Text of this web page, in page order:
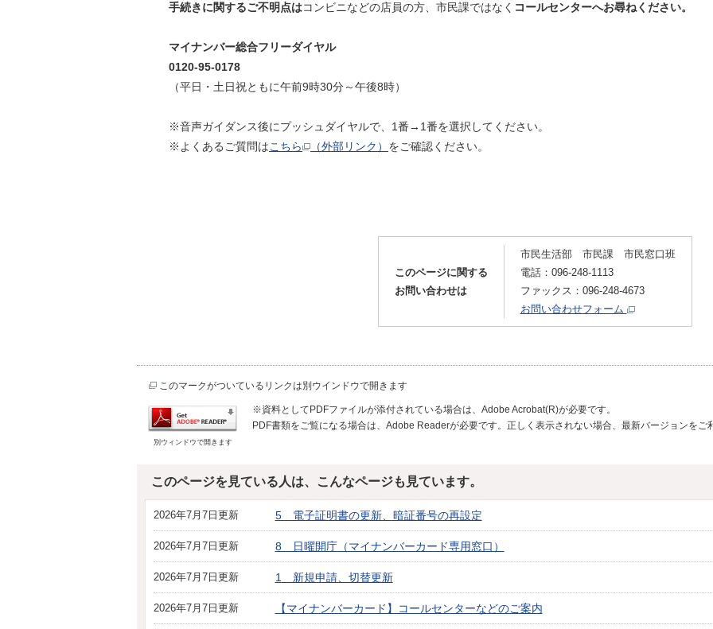
手続きに関するご不明点はコンビニなどの店員の方、市民課ではなく コールセンターへお尋ねください。
マイナンバー総合フリーダイヤル
0120-95-0178
（平日・土日祝ともに午前9時30分～午後8時）
※音声ガイダンス後にプッシュダイヤルで、1番→1番を選択してください。
※よくあるご質問はこちら （外部リンク） をご確認ください。
このページに関する
お問い合わせは
市民生活部 市民課 市民窓口班
電話：096-248-1113
ファックス：096-248-4673
お問い合わせフォーム
このマークがついているリンクは別ウインドウで開きます
別ウィンドウで開きます
※資料としてPDFファイルが添付されている場合は、Adobe Acrobat(R)が必要です。
PDF書類をご覧になる場合は、Adobe Readerが必要です。正しく表示されない場合、最新バージョンをご
このページを見ている人は、こんなページも見ています。
2026年7月7日更新 5 電子証明書の更新、暗証番号の再設定
2026年7月7日更新 8 日曜開庁（マイナンバーカード専用窓口）
2026年7月7日更新 1 新規申請、切替更新
2026年7月7日更新 【マイナンバーカード】コールセンターなどのご案内